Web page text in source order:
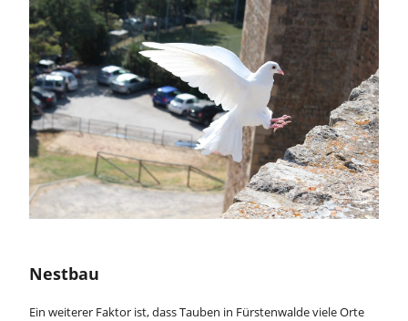
Nestbau
Ein weiterer Faktor ist, dass Tauben in Fürstenwalde viele Orte